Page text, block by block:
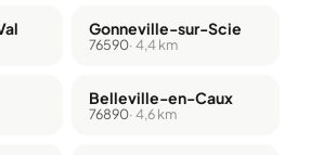
Gonneville-sur-Scie
76590· 4,4 km
Belleville-en-Caux
76890· 4,6 km